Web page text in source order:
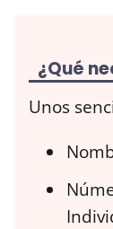
¿Qué
Unos